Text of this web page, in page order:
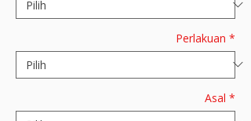
Perlakuan *
Asal *